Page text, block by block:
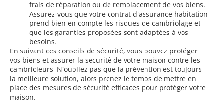
frais de réparation ou de remplacement de vos biens.
Assurez-vous que votre contrat d'assurance habitation
prend bien en compte les risques de cambriolage et
que les garanties proposées sont adaptées à vos
besoins.
En suivant ces conseils de sécurité, vous pouvez protéger
vos biens et assurer la sécurité de votre maison contre les
cambrioleurs. N'oubliez pas que la prévention est toujours
la meilleure solution, alors prenez le temps de mettre en
place des mesures de sécurité efficaces pour protéger votre
maison.